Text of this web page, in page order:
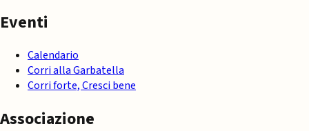
Eventi
Calendario
Corri alla Garbatella
Corri forte, Cresci bene
Associazione